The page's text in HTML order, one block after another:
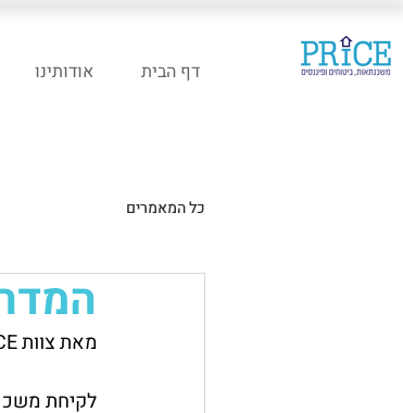
דף הבית אודותינו
כל המאמרים
מאת צוות PRICE משכנתאות